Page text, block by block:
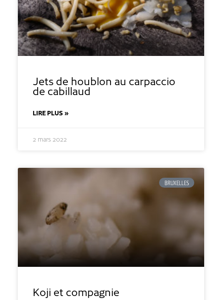
Jets de houblon au carpaccio
de cabillaud
LIRE PLUS »
2 mars 2022
BRUXELLES
Koji et compagnie